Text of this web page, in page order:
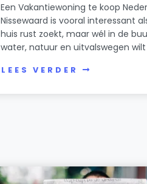
Een Vakantiewoning te koop
Nissewaard is vooral interessant
huis rust zoekt, maar wél in de
water, natuur en uitvalswegen
LEES VERDER